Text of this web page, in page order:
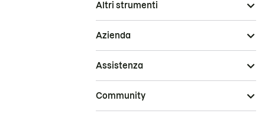
Altri strumenti
Azienda
Assistenza
Community